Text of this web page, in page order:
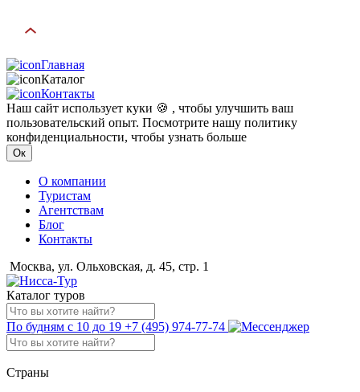
Главная
Каталог
Контакты
Наш сайт использует куки 🍪 , чтобы улучшить ваш
пользовательский опыт. Посмотрите нашу политику
конфиденциальности, чтобы узнать больше
Ок
О компании
Туристам
Агентствам
Блог
Контакты
Москва, ул. Ольховская, д. 45, стр. 1
Каталог туров
По будням с 10 до 19 +7 (495) 974-77-74
Страны